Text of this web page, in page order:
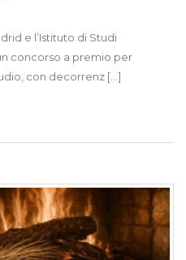
e l’Istituto di Studi
concorso a premio per
con decorrenz [...]